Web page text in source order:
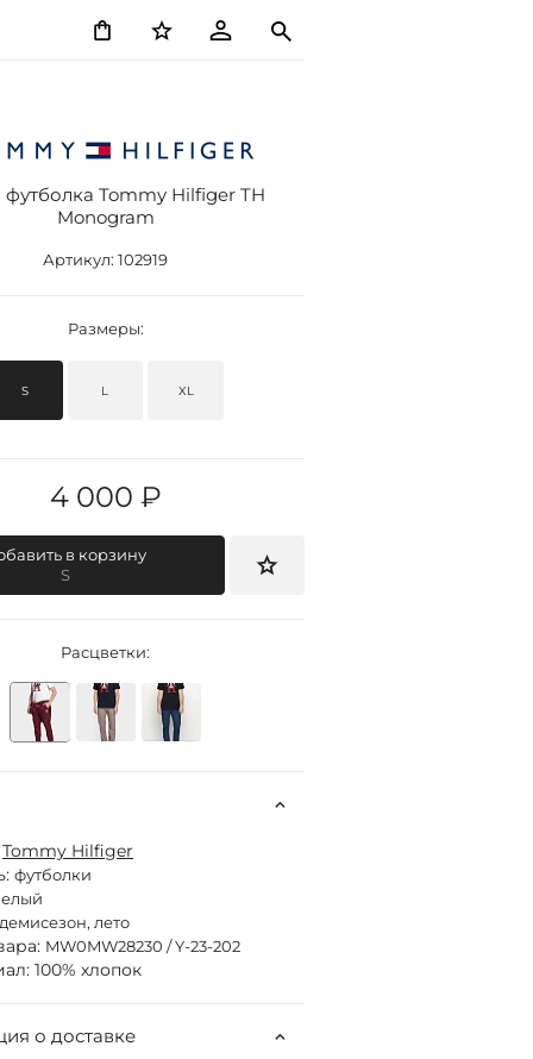
футболка Tommy Hilfiger TH
Monogram
Артикул: 102919
Размеры:
S L XL
4 000 ₽
в корзину
S
Расцветки:
Tommy Hilfiger
футболки
демисезон, лето
MW0MW28230 / Y-23-202
100% хлопок
о доставке